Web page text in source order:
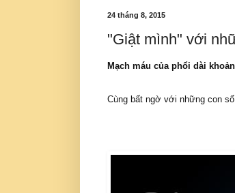
24 tháng 8, 2015
"Giật mình" với
Mạch máu của phổi dài
Cùng bất ngờ với những con